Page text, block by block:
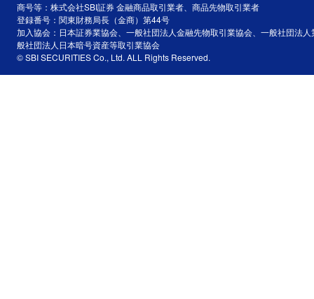
商号等：株式会社SBI証券 金融商品取引業者、商品先物取引業者
登録番号：関東財務局長（金商）第44号
加入協会：日本証券業協会、一般社団法人金融先物取引業協会、一般社団法
般社団法人日本暗号資産等取引業協会
© SBI SECURITIES Co., Ltd. ALL Rights Reserved.